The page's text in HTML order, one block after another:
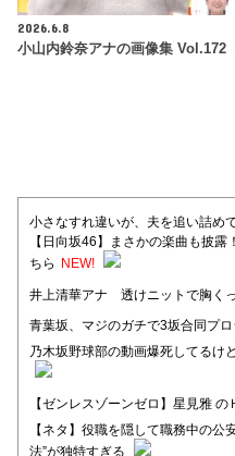
2026.6.8
小山内鈴奈アナの画像集 Vol.172
小さなすれ違いが、夫を追い詰め
【日向坂46】まさかの楽曲も披
ちら NEW!
井上清華アナ 透けニットで胸く
青葉坂、マジのガチで3坂合同プ
乃木坂野球部の動画爆死してるけ
【ゼンレスゾーンゼロ】星見雅 の
【ネタ】役職を隠して職務中の公
法”が独特すぎる